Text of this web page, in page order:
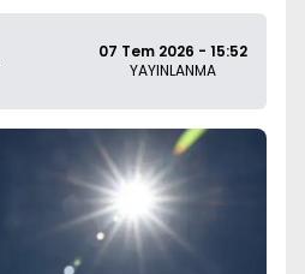
07 Tem 2026 - 15:52
YAYINLANMA